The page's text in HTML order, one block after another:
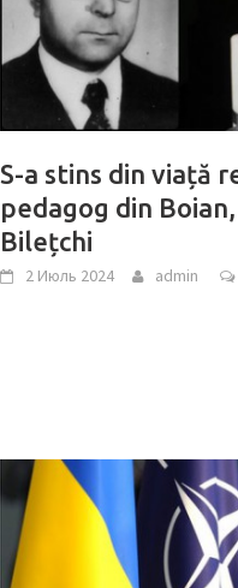
S-a stins din viață
pedagog din
Bilețchi
2 Июль 2024 admin